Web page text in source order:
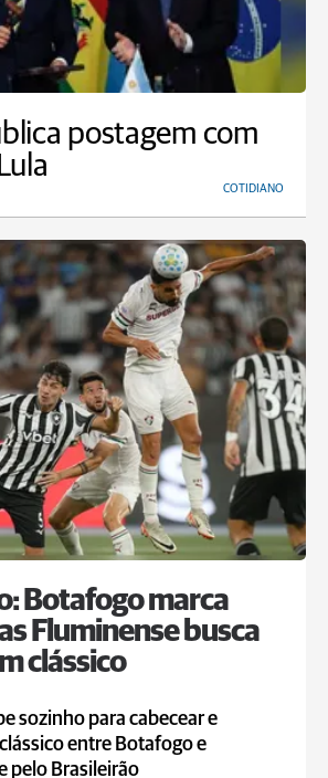
postagem com
COTIDIANO
Botafogo marca
Fluminense busca
clássico
sozinho para cabecear e
entre Botafogo e
pelo Brasileirão